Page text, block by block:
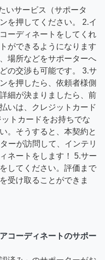
いサービス（サポータ
を押してください。 2.イ
ーディネートをしてくれ
ができるようになります
場所などをサポーターへ
の交渉も可能です。 3.サ
を押したら、依頼者様側
細が決まりましたら、前
いは、クレジットカード
トカードをお持ちでな
。そうすると、本契約と
ーが訪問して、インテリ
ネートをします！ 5.サー
してください。評価まで
受け取ることができま
コーディネートのサポー